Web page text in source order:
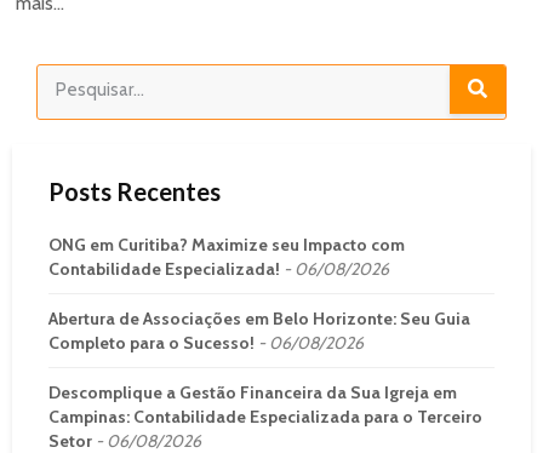
Posts Recentes
ONG em Curitiba? Maximize seu Impacto com
Contabilidade Especializada!
06/08/2026
Abertura de Associações em Belo Horizonte: Seu Guia
Completo para o Sucesso!
06/08/2026
Descomplique a Gestão Financeira da Sua Igreja em
Campinas: Contabilidade Especializada para o Terceiro
Setor
06/08/2026